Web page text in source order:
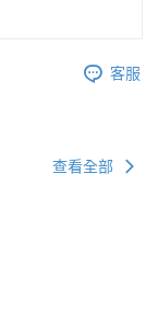
客服
查看全部